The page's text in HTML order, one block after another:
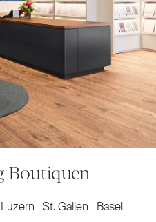
Boutiquen
Luzern St. Gallen
Basel